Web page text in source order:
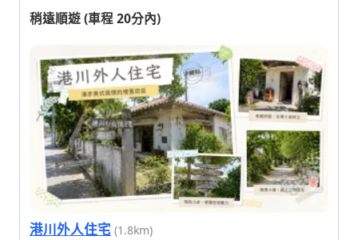
稍遠順遊 (車程 20分內)
港川外人住宅 (1.8km)